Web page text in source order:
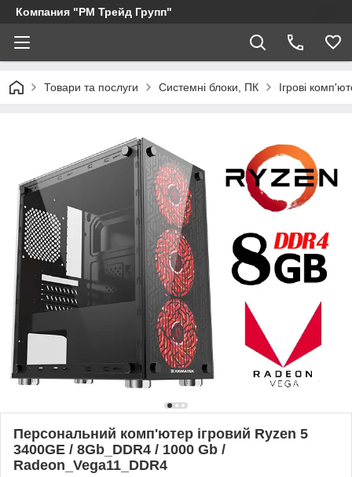
Компания "РМ Трейд Групп"
Товари та послуги Системні блоки, ПК Ігрові
Персональний комп'ютер ігровий Ryzen 5
3400GE / 8Gb_DDR4 / 1000 Gb /
Radeon_Vega11_DDR4